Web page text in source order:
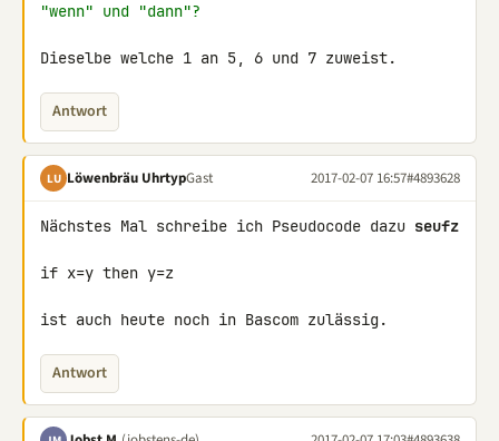
"wenn" und "dann"?
Dieselbe welche 1 an 5, 6 und 7 zuweist.
Antwort
LU Löwenbräu UhrtypGast 2017-02-07 16:57#4893628
Nächstes Mal schreibe ich Pseudocode dazu seufz
if x=y then y=z
ist auch heute noch in Bascom zulässig.
Antwort